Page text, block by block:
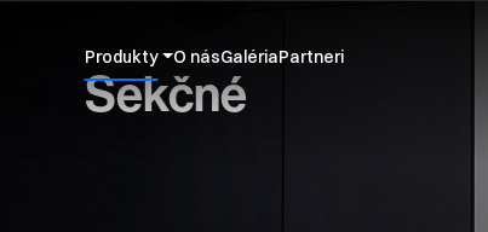
Produkty O násGalériaPartneri
Sekčné